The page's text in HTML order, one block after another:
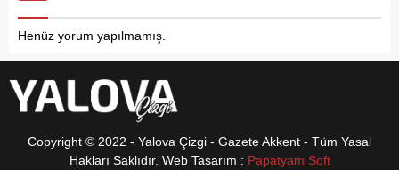
kuş yuvalarını onarıp
renklendirerek tekrar
doğaya kazandırdı.
Belediyespor Tekvando
Henüz yorum yapılmamış.
Copyright © 2022 - Yalova Çizgi - Gazete Akkent - Tüm Yasal
Hakları Saklıdır. Web Tasarım : Papatyam Soft